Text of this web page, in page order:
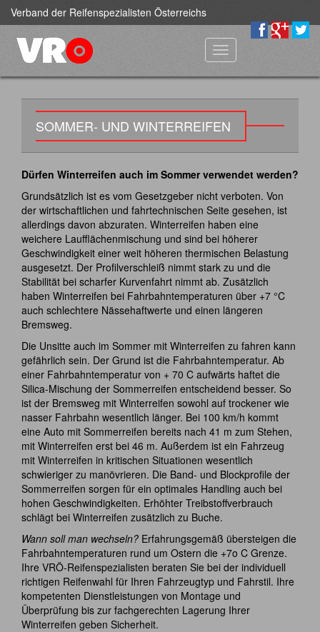
Verband der Reifenspezialisten Österreichs
Toggle
navigation
SOMMER- UND WINTERREIFEN
Dürfen Winterreifen auch im Sommer verwendet werden?
Grundsätzlich ist es vom Gesetzgeber nicht verboten. Von
der wirtschaftlichen und fahrtechnischen Seite gesehen, ist
allerdings davon abzuraten. Winterreifen haben eine
weichere Laufflächenmischung und sind bei höherer
Geschwindigkeit einer weit höheren thermischen Belastung
ausgesetzt. Der Profilverschleiß nimmt stark zu und die
Stabilität bei scharfer Kurvenfahrt nimmt ab. Zusätzlich
haben Winterreifen bei Fahrbahntemperaturen über +7 °C
auch schlechtere Nässehaftwerte und einen längeren
Bremsweg.
Die Unsitte auch im Sommer mit Winterreifen zu fahren kann
gefährlich sein. Der Grund ist die Fahrbahntemperatur. Ab
einer Fahrbahntemperatur von + 70 C aufwärts haftet die
Silica-Mischung der Sommerreifen entscheidend besser. So
ist der Bremsweg mit Winterreifen sowohl auf trockener wie
nasser Fahrbahn wesentlich länger. Bei 100 km/h kommt
eine Auto mit Sommerreifen bereits nach 41 m zum Stehen,
mit Winterreifen erst bei 46 m. Außerdem ist ein Fahrzeug
mit Winterreifen in kritischen Situationen wesentlich
schwieriger zu manövrieren. Die Band- und Blockprofile der
Sommerreifen sorgen für ein optimales Handling auch bei
hohen Geschwindigkeiten. Erhöhter Treibstoffverbrauch
schlägt bei Winterreifen zusätzlich zu Buche.
Wann soll man wechseln? Erfahrungsgemäß übersteigen die
Fahrbahntemperaturen rund um Ostern die +7o C Grenze.
Ihre VRÖ-Reifenspezialisten beraten Sie bei der individuell
richtigen Reifenwahl für Ihren Fahrzeugtyp und Fahrstil. Ihre
kompetenten Dienstleistungen von Montage und
Überprüfung bis zur fachgerechten Lagerung Ihrer
Winterreifen geben Sicherheit.